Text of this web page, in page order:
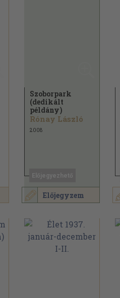
Előjegyzem
Szoborpark
(dedikált
példány)
Rónay László
2008